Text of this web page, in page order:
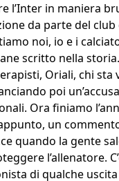
l’Inter in maniera
da parte del
noi, io e i
scritto nella
Oriali, chi
poi
Ora finiamo
un
quando la gente
l’allenatore.
di qualche